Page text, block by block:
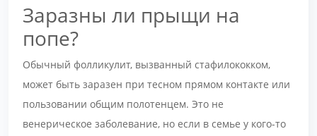
Заразны ли прыщи на
попе?
Обычный фолликулит, вызванный стафилококком,
может быть заразен при тесном прямом контакте или
пользовании общим полотенцем. Это не
венерическое заболевание, но если в семье у кого-то